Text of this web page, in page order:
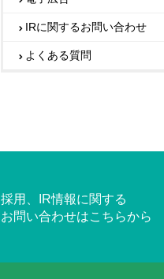
IRに関するお問い合わせ
よくある質問
採用、IR情報に関する
お問い合わせはこちらから